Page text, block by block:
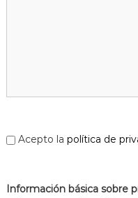
Acepto la política de
Información básica sobre